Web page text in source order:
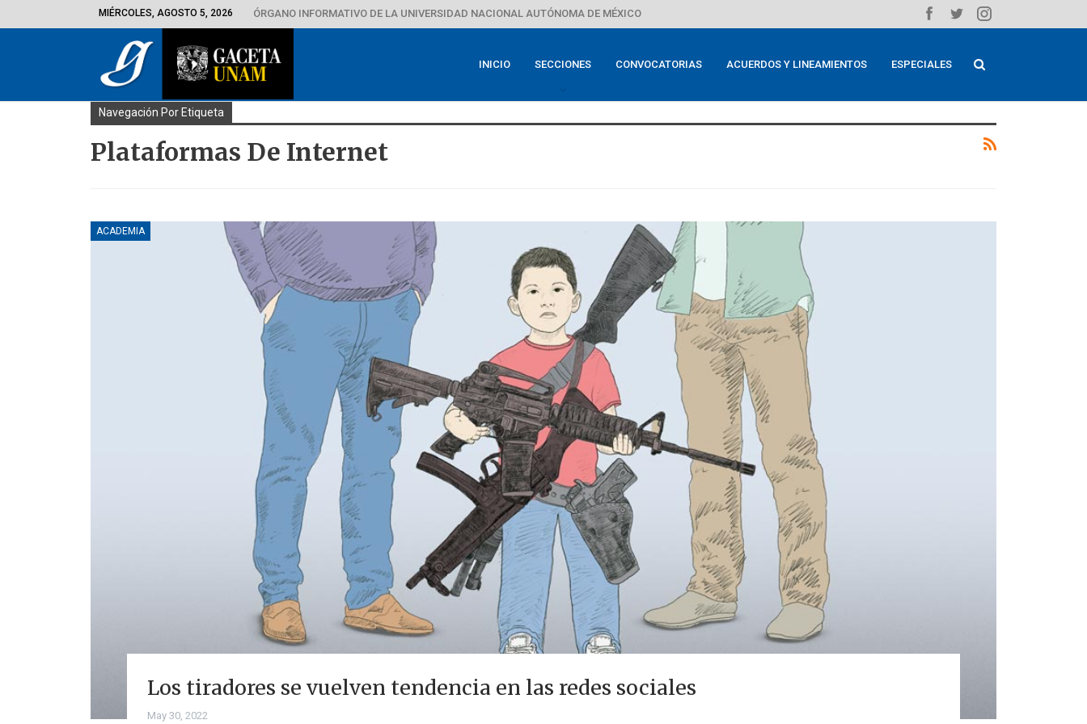
MIÉRCOLES, AGOSTO 5, 2026 ÓRGANO INFORMATIVO DE LA UNIVERSIDAD NACIONAL AUTÓNOMA DE MÉXICO
INICIO SECCIONES CONVOCATORIAS ACUERDOS Y LINEAMIENTOS ESPECIALES
Navegación Por Etiqueta
Plataformas De Internet
ACADEMIA
Los tiradores se vuelven tendencia en las redes sociales
May 30, 2022